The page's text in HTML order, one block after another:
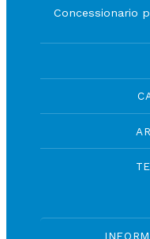
Concessionario